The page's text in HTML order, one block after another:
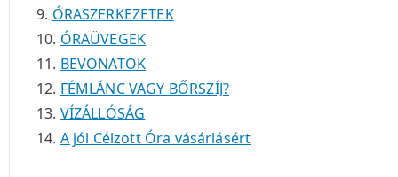
ÓRASZERKEZETEK
ÓRAÜVEGEK
BEVONATOK
FÉMLÁNC VAGY BŐRSZÍJ?
VÍZÁLLÓSÁG
A jól Célzott Óra vásárlásért